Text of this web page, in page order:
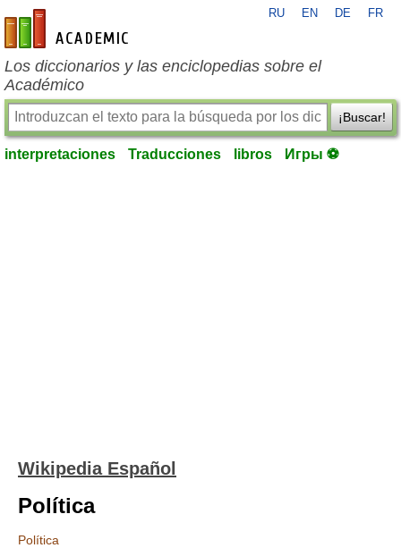
es-academic.com
RU EN DE FR
Los diccionarios y las enciclopedias sobre el
Académico
¡Buscar!
interpretaciones Traducciones libros Игры ⚽
Wikipedia Español
Política
Política